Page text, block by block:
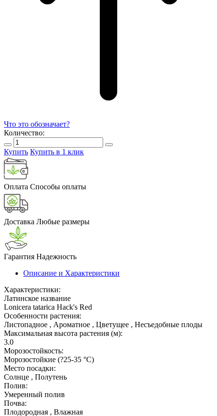
Что это обозначает?
Количество:
Купить Купить в 1 клик
Оплата Способы оплаты
Доставка Любые размеры
Гарантия Надежность
Описание и Характеристики
Характеристики:
Латинское название
Lonicera tatarica Hack's Red
Особенности растения:
Листопадное , Ароматное , Цветущее , Несъедобные плоды
Максимальная высота растения (м):
3.0
Морозостойкость:
Морозостойкие (?25-35 °С)
Место посадки:
Солнце , Полутень
Полив:
Умеренный полив
Почва:
Плодородная , Влажная